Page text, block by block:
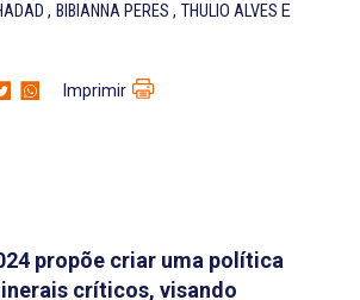
, BIBIANNA PERES , THULIO ALVES E
Imprimir
propõe criar uma política
críticos, visando